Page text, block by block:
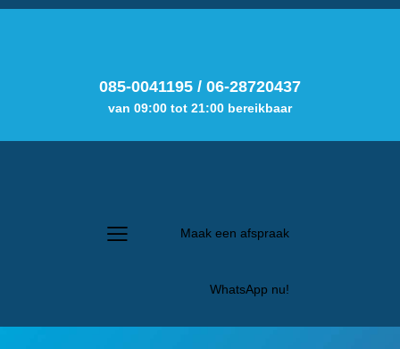
085-0041195 / 06-28720437
van 09:00 tot 21:00 bereikbaar
Maak een afspraak
WhatsApp nu!